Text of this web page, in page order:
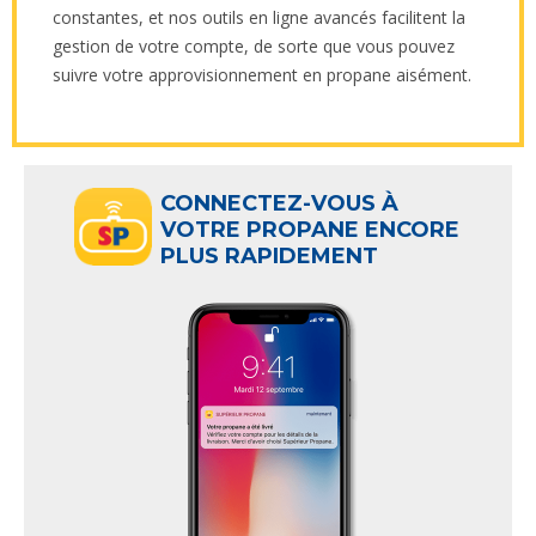
constantes, et nos outils en ligne avancés facilitent la
gestion de votre compte, de sorte que vous pouvez
suivre votre approvisionnement en propane aisément.
CONNECTEZ-VOUS À
VOTRE PROPANE ENCORE
PLUS RAPIDEMENT